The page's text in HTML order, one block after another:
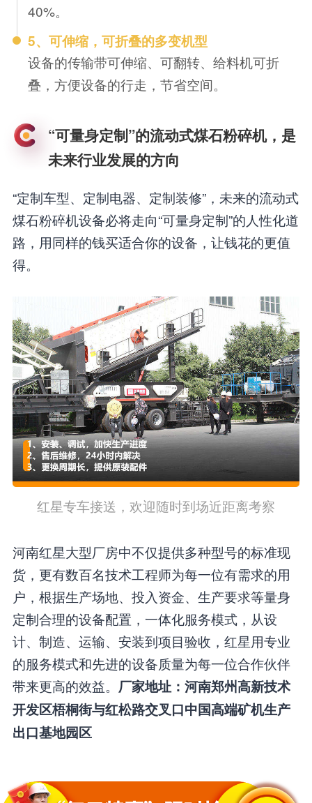
40%。
5、可伸缩，可折叠的多变机型
设备的传输带可伸缩、可翻转、给料机可折
叠，方便设备的行走，节省空间。
“可量身定制”的流动式煤石粉碎机，是
未来行业发展的方向
“定制车型、定制电器、定制装修”，未来的流动式
煤石粉碎机设备必将走向“可量身定制”的人性化道
路，用同样的钱买适合你的设备，让钱花的更值
得。
红星专车接送，欢迎随时到场近距离考察
河南红星大型厂房中不仅提供多种型号的标准现
货，更有数百名技术工程师为每一位有需求的用
户，根据生产场地、投入资金、生产要求等量身
定制合理的设备配置，一体化服务模式，从设
计、制造、运输、安装到项目验收，红星用专业
的服务模式和先进的设备质量为每一位合作伙伴
带来更高的效益。 厂家地址：河南郑州高新技术
开发区梧桐街与红松路交叉口中国高端矿机生产
出口基地园区